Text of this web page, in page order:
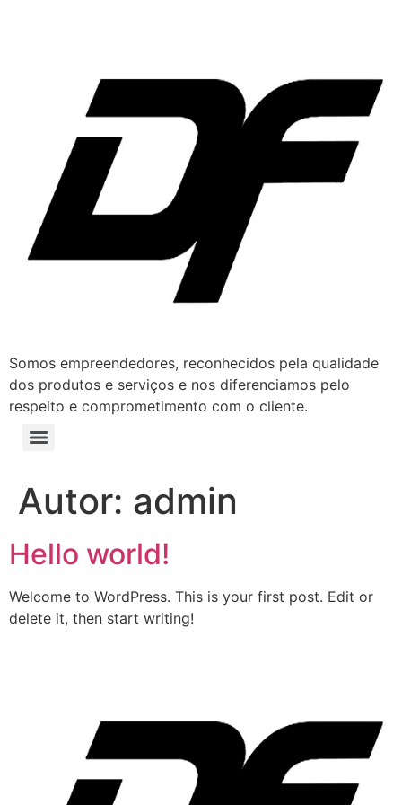
Somos empreendedores, reconhecidos pela qualidade
dos produtos e serviços e nos diferenciamos pelo
respeito e comprometimento com o cliente.
Autor: admin
Hello world!
Welcome to WordPress. This is your first post. Edit or
delete it, then start writing!